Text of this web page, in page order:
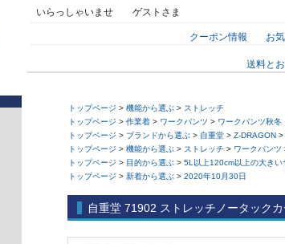
いらっしゃいませ ゲストさま
クーポン情報 お
送料と
トップページ > 機能から選ぶ > ストレッチ
トップページ > 作業着 > ワークパンツ > ワークパンツ秋冬
トップページ > ブランドから選ぶ > 自重堂 > Z-DRAGON >
トップページ > 機能から選ぶ > ストレッチ > ワークパンツ
トップページ > 目的から選ぶ > 5L以上120cm以上の大きい
トップページ > 新着から選ぶ > 2020年10月30日
自重堂 71902 ストレッチノータック